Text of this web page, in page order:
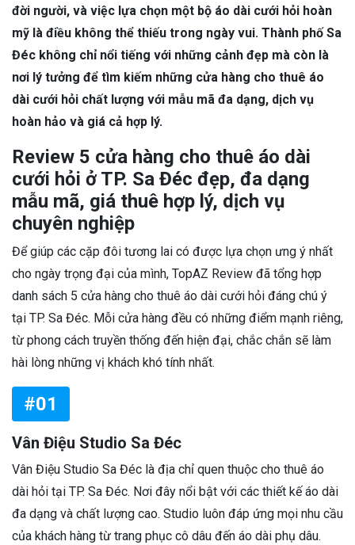
đời người, và việc lựa chọn một bộ áo dài cưới hỏi hoàn
mỹ là điều không thể thiếu trong ngày vui. Thành phố Sa
Đéc không chỉ nổi tiếng với những cảnh đẹp mà còn là
nơi lý tưởng để tìm kiếm những cửa hàng cho thuê áo
dài cưới hỏi chất lượng với mẫu mã đa dạng, dịch vụ
hoàn hảo và giá cả hợp lý.
Review 5 cửa hàng cho thuê áo dài
cưới hỏi ở TP. Sa Đéc đẹp, đa dạng
mẫu mã, giá thuê hợp lý, dịch vụ
chuyên nghiệp
Để giúp các cặp đôi tương lai có được lựa chọn ưng ý nhất
cho ngày trọng đại của mình, TopAZ Review đã tổng hợp
danh sách 5 cửa hàng cho thuê áo dài cưới hỏi đáng chú ý
tại TP. Sa Đéc. Mỗi cửa hàng đều có những điểm mạnh riêng,
từ phong cách truyền thống đến hiện đại, chắc chắn sẽ làm
hài lòng những vị khách khó tính nhất.
#01
Vân Điệu Studio Sa Đéc
Vân Điệu Studio Sa Đéc là địa chỉ quen thuộc cho thuê áo
dài hỏi tại TP. Sa Đéc. Nơi đây nổi bật với các thiết kế áo dài
đa dạng và chất lượng cao. Studio luôn đáp ứng mọi nhu cầu
của khách hàng từ trang phục cô dâu đến áo dài phụ dâu.